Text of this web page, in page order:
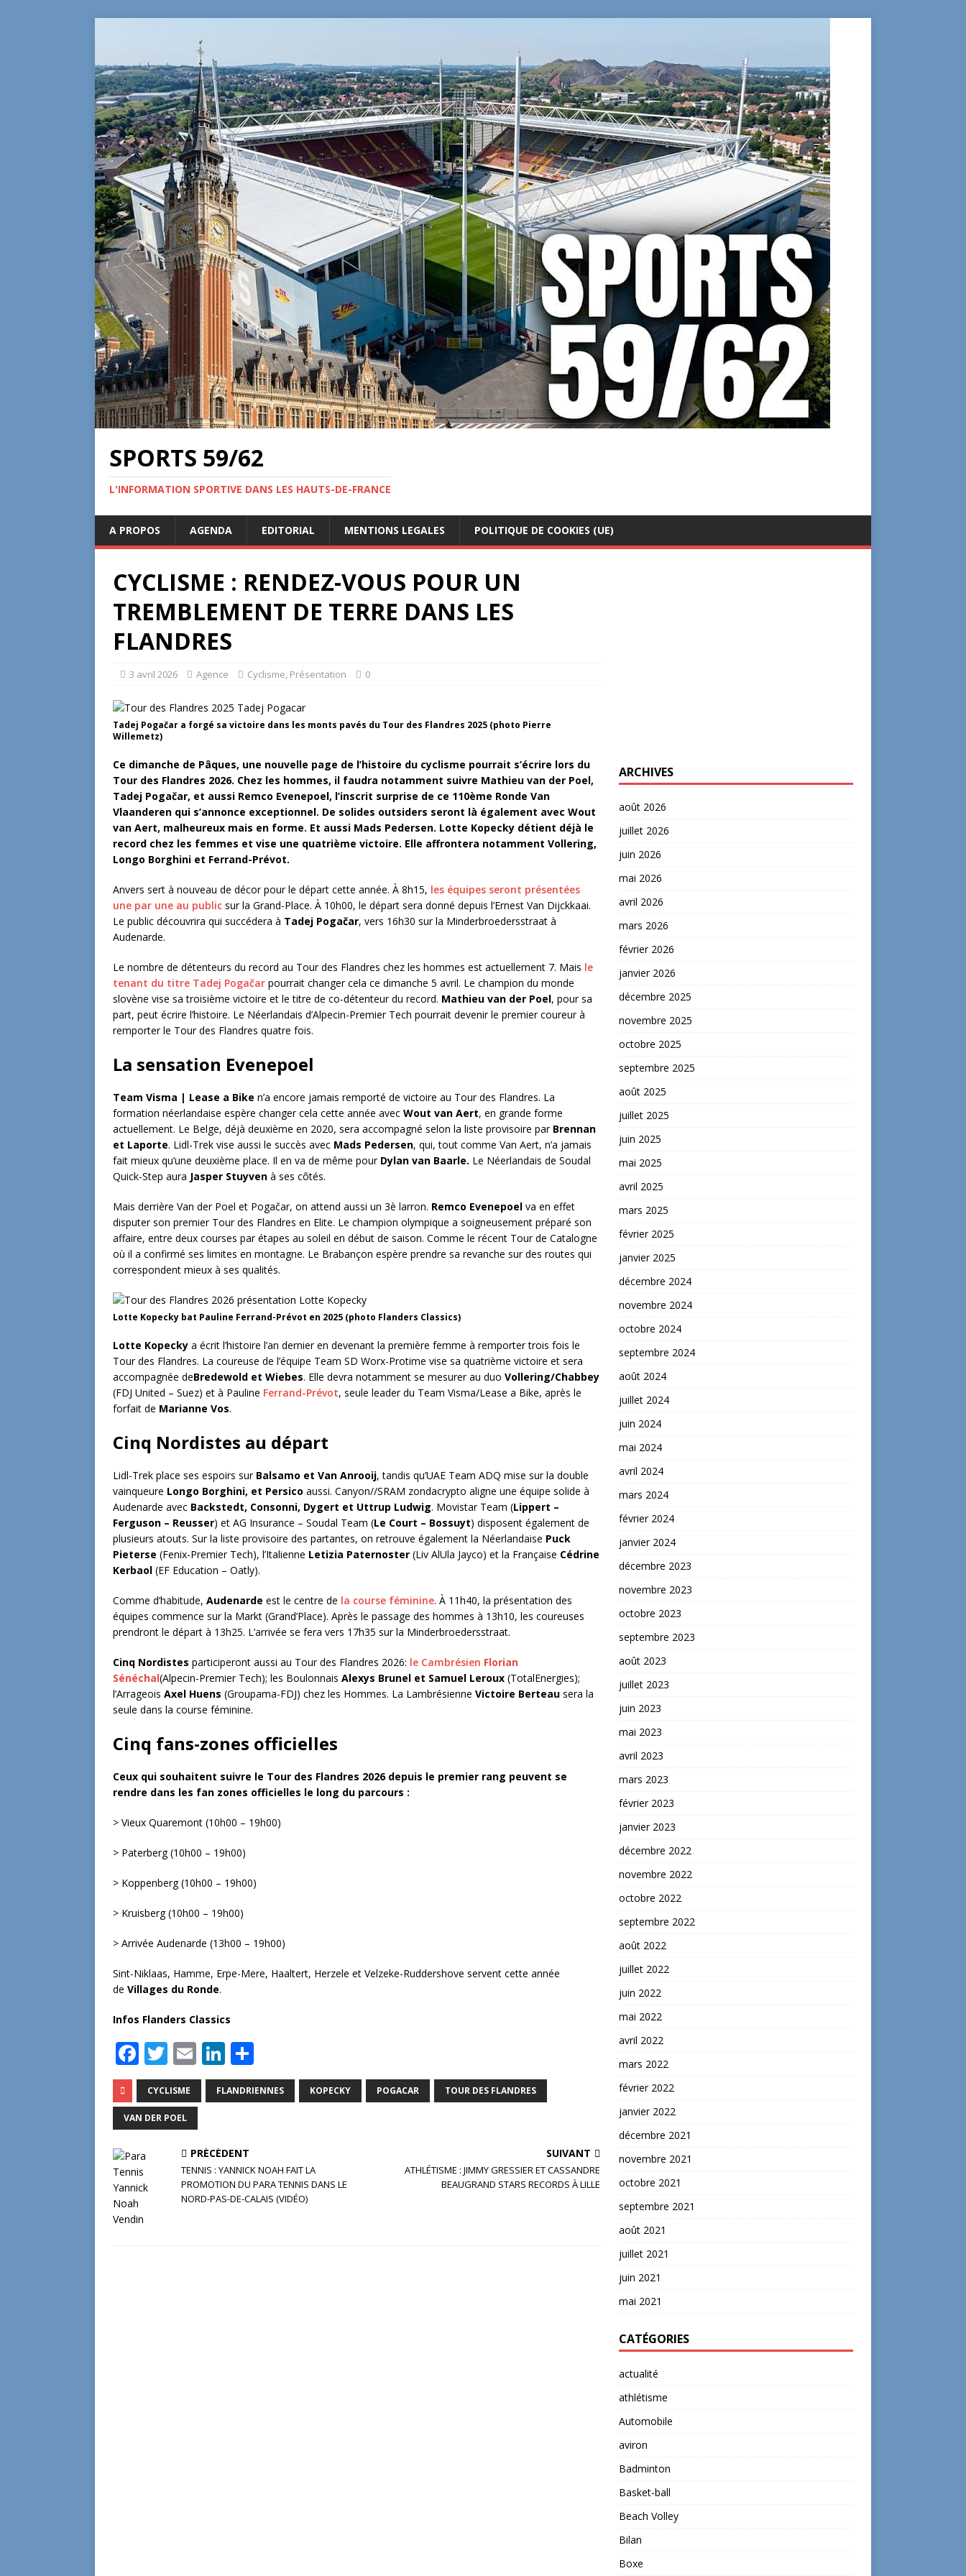
SPORTS 59/62
L'INFORMATION SPORTIVE DANS LES HAUTS-DE-FRANCE
A PROPOS AGENDA EDITORIAL MENTIONS LEGALES POLITIQUE DE COOKIES (UE)
CYCLISME : RENDEZ-VOUS POUR UN
TREMBLEMENT DE TERRE DANS LES
FLANDRES
3 avril 2026 Agence Cyclisme, Présentation 0
Tadej Pogačar a forgé sa victoire dans les monts pavés du Tour des Flandres 2025 (photo Pierre
Willemetz)
Ce dimanche de Pâques, une nouvelle page de l’histoire du cyclisme pourrait s’écrire lors du
Tour des Flandres 2026. Chez les hommes, il faudra notamment suivre Mathieu van der Poel,
Tadej Pogačar, et aussi Remco Evenepoel, l’inscrit surprise de ce 110ème Ronde Van
Vlaanderen qui s’annonce exceptionnel. De solides outsiders seront là également avec Wout
van Aert, malheureux mais en forme. Et aussi Mads Pedersen. Lotte Kopecky détient déjà le
record chez les femmes et vise une quatrième victoire. Elle affrontera notamment Vollering,
Longo Borghini et Ferrand-Prévot.
Anvers sert à nouveau de décor pour le départ cette année. À 8h15, les équipes seront présentées
une par une au public sur la Grand-Place. À 10h00, le départ sera donné depuis l’Ernest Van Dijckkaai.
Le public découvrira qui succédera à Tadej Pogačar, vers 16h30 sur la Minderbroedersstraat à
Audenarde.
Le nombre de détenteurs du record au Tour des Flandres chez les hommes est actuellement 7. Mais le
tenant du titre Tadej Pogačar pourrait changer cela ce dimanche 5 avril. Le champion du monde
slovène vise sa troisième victoire et le titre de co-détenteur du record. Mathieu van der Poel, pour sa
part, peut écrire l’histoire. Le Néerlandais d’Alpecin-Premier Tech pourrait devenir le premier coureur à
remporter le Tour des Flandres quatre fois.
La sensation Evenepoel
Team Visma | Lease a Bike n’a encore jamais remporté de victoire au Tour des Flandres. La
formation néerlandaise espère changer cela cette année avec Wout van Aert, en grande forme
actuellement. Le Belge, déjà deuxième en 2020, sera accompagné selon la liste provisoire par Brennan
et Laporte. Lidl-Trek vise aussi le succès avec Mads Pedersen, qui, tout comme Van Aert, n’a jamais
fait mieux qu’une deuxième place. Il en va de même pour Dylan van Baarle. Le Néerlandais de Soudal
Quick-Step aura Jasper Stuyven à ses côtés.
Mais derrière Van der Poel et Pogačar, on attend aussi un 3è larron. Remco Evenepoel va en effet
disputer son premier Tour des Flandres en Elite. Le champion olympique a soigneusement préparé son
affaire, entre deux courses par étapes au soleil en début de saison. Comme le récent Tour de Catalogne
où il a confirmé ses limites en montagne. Le Brabançon espère prendre sa revanche sur des routes qui
correspondent mieux à ses qualités.
Lotte Kopecky bat Pauline Ferrand-Prévot en 2025 (photo Flanders Classics)
Lotte Kopecky a écrit l’histoire l’an dernier en devenant la première femme à remporter trois fois le
Tour des Flandres. La coureuse de l’équipe Team SD Worx-Protime vise sa quatrième victoire et sera
accompagnée deBredewold et Wiebes. Elle devra notamment se mesurer au duo Vollering/Chabbey
(FDJ United – Suez) et à Pauline Ferrand-Prévot, seule leader du Team Visma/Lease a Bike, après le
forfait de Marianne Vos.
Cinq Nordistes au départ
Lidl-Trek place ses espoirs sur Balsamo et Van Anrooij, tandis qu’UAE Team ADQ mise sur la double
vainqueure Longo Borghini, et Persico aussi. Canyon//SRAM zondacrypto aligne une équipe solide à
Audenarde avec Backstedt, Consonni, Dygert et Uttrup Ludwig. Movistar Team (Lippert –
Ferguson – Reusser) et AG Insurance – Soudal Team (Le Court – Bossuyt) disposent également de
plusieurs atouts. Sur la liste provisoire des partantes, on retrouve également la Néerlandaise Puck
Pieterse (Fenix-Premier Tech), l’Italienne Letizia Paternoster (Liv AlUla Jayco) et la Française Cédrine
Kerbaol (EF Education – Oatly).
Comme d’habitude, Audenarde est le centre de la course féminine. À 11h40, la présentation des
équipes commence sur la Markt (Grand’Place). Après le passage des hommes à 13h10, les coureuses
prendront le départ à 13h25. L’arrivée se fera vers 17h35 sur la Minderbroedersstraat.
Cinq Nordistes participeront aussi au Tour des Flandres 2026: le Cambrésien Florian
Sénéchal(Alpecin-Premier Tech); les Boulonnais Alexys Brunel et Samuel Leroux (TotalEnergies);
l’Arrageois Axel Huens (Groupama-FDJ) chez les Hommes. La Lambrésienne Victoire Berteau sera la
seule dans la course féminine.
Cinq fans-zones officielles
Ceux qui souhaitent suivre le Tour des Flandres 2026 depuis le premier rang peuvent se
rendre dans les fan zones officielles le long du parcours :
> Vieux Quaremont (10h00 – 19h00)
> Paterberg (10h00 – 19h00)
> Koppenberg (10h00 – 19h00)
> Kruisberg (10h00 – 19h00)
> Arrivée Audenarde (13h00 – 19h00)
Sint-Niklaas, Hamme, Erpe-Mere, Haaltert, Herzele et Velzeke-Ruddershove servent cette année
de Villages du Ronde.
Infos Flanders Classics
F
a
c
e
o
o
k
T
w
it
te
E
m
ai
l
Li
n
k
dI
n
ar
ta
r
CYCLISME FLANDRIENNES KOPECKY POGACAR TOUR DES FLANDRES
VAN DER POEL
PRÉCÉDENT
TENNIS : YANNICK NOAH FAIT LA
PROMOTION DU PARA TENNIS DANS LE
NORD-PAS-DE-CALAIS (VIDÉO)
SUIVANT
ATHLÉTISME : JIMMY GRESSIER ET CASSANDRE
BEAUGRAND STARS RECORDS À LILLE
ARCHIVES
août 2026
juillet 2026
juin 2026
mai 2026
avril 2026
mars 2026
février 2026
janvier 2026
décembre 2025
novembre 2025
octobre 2025
septembre 2025
août 2025
juillet 2025
juin 2025
mai 2025
avril 2025
mars 2025
février 2025
janvier 2025
décembre 2024
novembre 2024
octobre 2024
septembre 2024
août 2024
juillet 2024
juin 2024
mai 2024
avril 2024
mars 2024
février 2024
janvier 2024
décembre 2023
novembre 2023
octobre 2023
septembre 2023
août 2023
juillet 2023
juin 2023
mai 2023
avril 2023
mars 2023
février 2023
janvier 2023
décembre 2022
novembre 2022
octobre 2022
septembre 2022
août 2022
juillet 2022
juin 2022
mai 2022
avril 2022
mars 2022
février 2022
janvier 2022
décembre 2021
novembre 2021
octobre 2021
septembre 2021
août 2021
juillet 2021
juin 2021
mai 2021
CATÉGORIES
actualité
athlétisme
Automobile
aviron
Badminton
Basket-ball
Beach Volley
Bilan
Boxe